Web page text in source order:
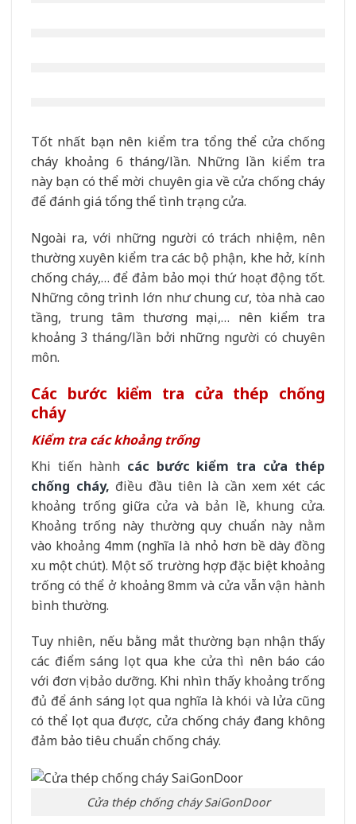
Tốt nhất bạn nên kiểm tra tổng thể cửa chống
cháy khoảng 6 tháng/lần. Những lần kiểm tra
này bạn có thể mời chuyên gia về cửa chống cháy
để đánh giá tổng thể tình trạng cửa.
Ngoài ra, với những người có trách nhiệm, nên
thường xuyên kiểm tra các bộ phận, khe hở, kính
chống cháy,… để đảm bảo mọi thứ hoạt động tốt.
Những công trình lớn như chung cư, tòa nhà cao
tầng, trung tâm thương mại,… nên kiểm tra
khoảng 3 tháng/lần bởi những người có chuyên
môn.
Các bước kiểm tra cửa thép chống
cháy
Kiểm tra các khoảng trống
Khi tiến hànhcác bước kiểm tra cửa thép
chống cháy, điều đầu tiên là cần xem xét các
khoảng trống giữa cửa và bản lề, khung cửa.
Khoảng trống này thường quy chuẩn này nằm
vào khoảng 4mm (nghĩa là nhỏ hơn bề dày đồng
xu một chút). Một số trường hợp đặc biệt khoảng
trống có thể ở khoảng 8mm và cửa vẫn vận hành
bình thường.
Tuy nhiên, nếu bằng mắt thường bạn nhận thấy
các điểm sáng lọt qua khe cửa thì nên báo cáo
với đơn vị bảo dưỡng. Khi nhìn thấy khoảng trống
đủ để ánh sáng lọt qua nghĩa là khói và lửa cũng
có thể lọt qua được, cửa chống cháy đang không
đảm bảo tiêu chuẩn chống cháy.
Cửa thép chống cháy SaiGonDoor